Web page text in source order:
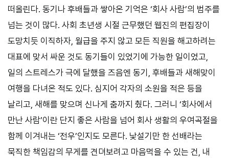
떠올린다. 동기나 후배들과 쌓아온 기억은 ‘회사 사람’의 범주를
넘는 것이 많다. 사회 초년생 시절 근무했던 웹진의 편집장이
도망치듯 이직하자, 월급을 주지 않고 모든 직원을 해고하려는
대표에 맞서 싸운 것도 동기들이 있었기에 가능한 일이었고,
일의 스트레스가 극에 달했을 즈음엔 동기, 후배들과 새해맞이
여행을 다녀온 적도 있다. 심지어 각자의 소원을 적은 등을
날리고, 새해를 맞으며 신나게 춤까지 췄다. 그러니 ‘회사에서
만난 사람’이란 단지 좋은 사람을 넘어 회사 생활의 우여곡절을
함께 이겨내는 ‘전우’인지도 모른다. 낯설기만 한 선배라는
묵직한 책임감의 무게를 견뎌보려고 마음먹을 수 있는 건, 내